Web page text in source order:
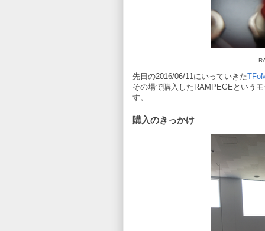
先日の2016/06/11にいっていきた
その場で購入したRAMPEGEという
す。
購入のきっかけ